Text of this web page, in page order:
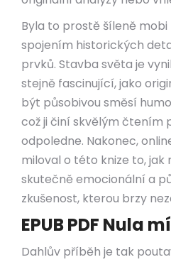
Byla to prostě šíleně mobi
spojením historických
prvků. Stavba světa je
stejně fascinující, jako
být působivou směsí
což ji činí skvělým čtením
odpoledne. Nakonec,
miloval o této knize to, jak
skutečně emocionální a
zkušenost, kterou brzy
EPUB PDF Nula
Dahlův příběh je tak